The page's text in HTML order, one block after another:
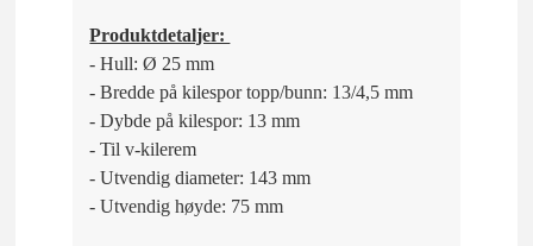
Produktdetaljer:
- Hull: Ø 25 mm
- Bredde på kilespor topp/bunn: 13/4,5 mm
- Dybde på kilespor: 13 mm
- Til v-kilerem
- Utvendig diameter: 143 mm
- Utvendig høyde: 75 mm